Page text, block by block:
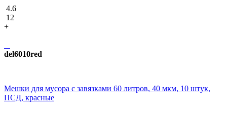
4.6
12
+
del6010red
Мешки для мусора с завязками 60 литров, 40 мкм, 10 штук,
ПCД, красные